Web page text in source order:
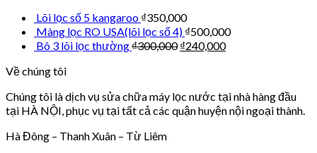
Lõi lọc số 5 kangaroo ₫350,000
Màng lọc RO USA(lõi lọc số 4) ₫500,000
Bô 3 lõi lọc thường₫300,000 ₫240,000
Về chúng tôi
Chúng tôi là dịch vụ sửa chữa máy lọc nước tại nhà hàng đầu
tại HÀ NỘI, phục vụ tại tất cả các quận huyện nội ngoại thành.
Hà Đông – Thanh Xuân – Từ Liêm